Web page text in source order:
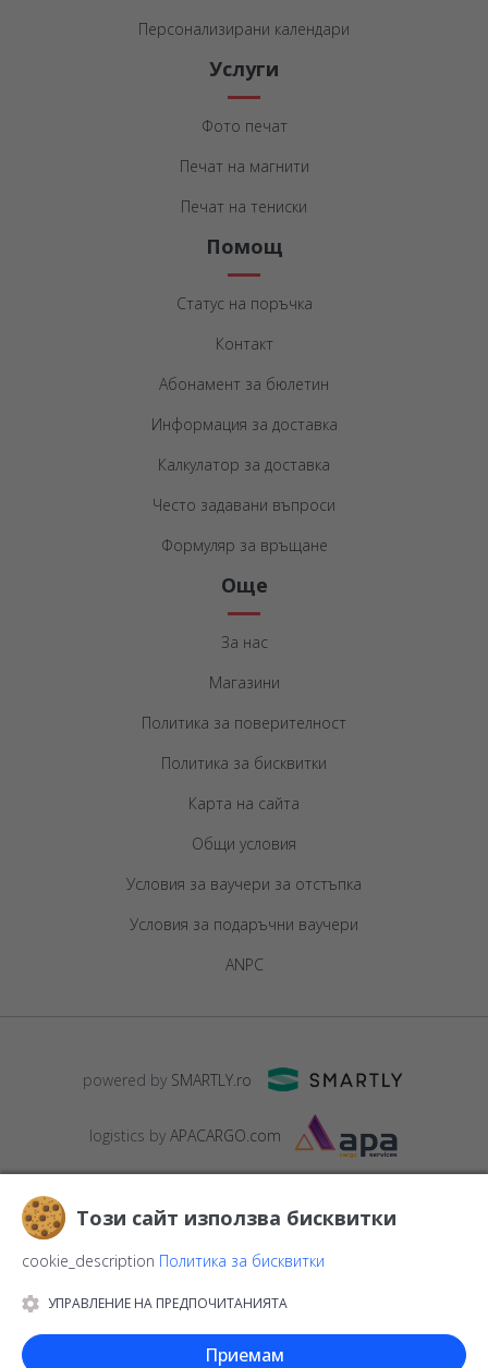
Персонализирани календари
Услуги
Фото печат
Печат на магнити
Печат на тениски
Помощ
Статус на поръчка
Контакт
Абонамент за бюлетин
Информация за доставка
Калкулатор за доставка
Често задавани въпроси
Формуляр за връщане
Още
За нас
Магазини
Политика за поверителност
Политика за бисквитки
Карта на сайта
Общи условия
Условия за ваучери за отстъпка
Условия за подаръчни ваучери
ANPC
powered by SMARTLY.ro
logistics by APACARGO.com
© 2016-2026
12, parter,Sector 1, cod postal012178,email:
contact@stargift.bg
Този сайт използва бисквитки
cookie_description Политика за бисквитки
УПРАВЛЕНИЕ НА ПРЕДПОЧИТАНИЯТА
Приемам